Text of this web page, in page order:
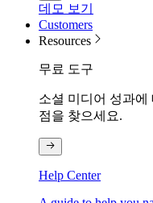
데모 보기
Customers
Resources
무료 도구
소셜 미디어 성과
점을 찾으세요.
Help Center